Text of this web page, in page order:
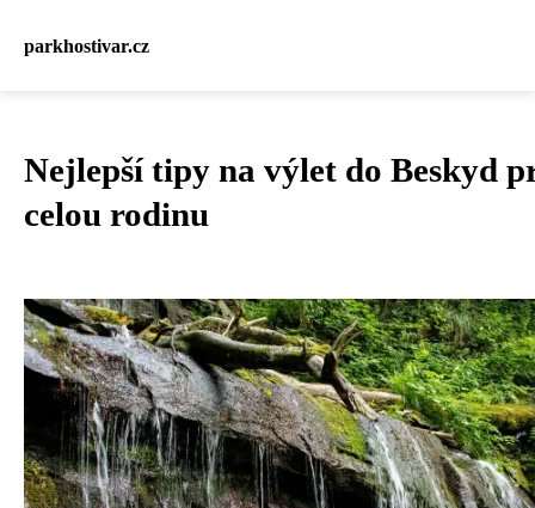
parkhostivar.cz
Nejlepší tipy na výlet do Beskyd
celou rodinu